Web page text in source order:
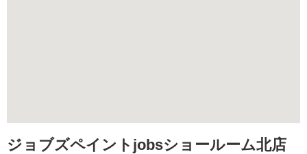
ジョブズペイントjobsショールーム北店